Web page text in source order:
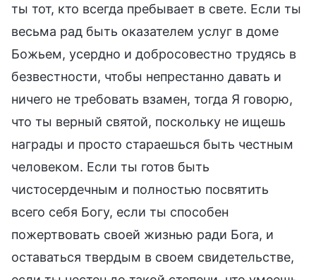
ты тот, кто всегда пребывает в свете. Если ты
весьма рад быть оказателем услуг в доме
Божьем, усердно и добросовестно трудясь в
безвестности, чтобы непрестанно давать и
ничего не требовать взамен, тогда Я говорю,
что ты верный святой, поскольку не ищешь
награды и просто стараешься быть честным
человеком. Если ты готов быть
чистосердечным и полностью посвятить
всего себя Богу, если ты способен
пожертвовать своей жизнью ради Бога, и
оставаться твердым в своем свидетельстве,